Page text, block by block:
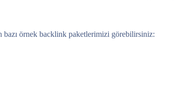
bazı örnek backlink paketlerimizi görebilirsiniz: